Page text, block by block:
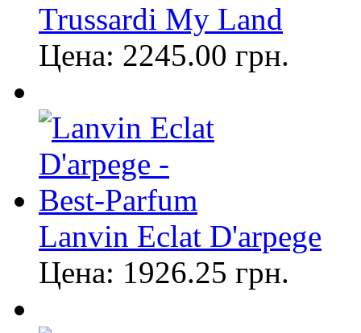
Trussardi My Land
Цена: 2245.00 грн.
Lanvin Eclat D'arpege
Цена: 1926.25 грн.